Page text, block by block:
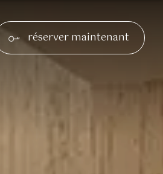
réserver maintenant